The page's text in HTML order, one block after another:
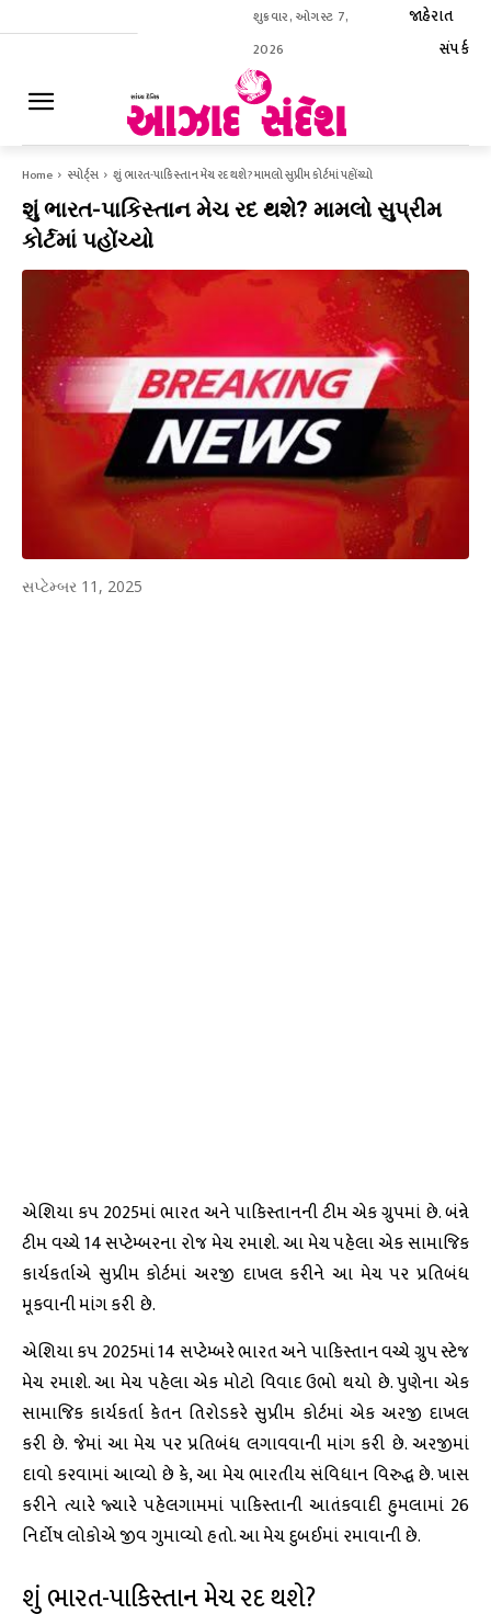
શુક્રવાર, ઓગસ્ટ 7,
2026
જાહેરાત
સંપર્ક
Home સ્પોર્ટ્સ શું ભારત-પાકિસ્તાન મેચ રદ થશે? મામલો સુપ્રીમ કોર્ટમાં પહોંચ્યો
શું ભારત-પાકિસ્તાન મેચ રદ થશે? મામલો સુપ્રીમ
કોર્ટમાં પહોંચ્યો
સપ્ટેમ્બર 11, 2025
એશિયા કપ 2025માં ભારત અને પાકિસ્તાનની ટીમ એક ગ્રુપમાં છે. બંન્ને
ટીમ વચ્ચે 14 સપ્ટેમ્બરના રોજ મેચ રમાશે. આ મેચ પહેલા એક સામાજિક
કાર્યકર્તાએ સુપ્રીમ કોર્ટમાં અરજી દાખલ કરીને આ મેચ પર પ્રતિબંધ
મૂકવાની માંગ કરી છે.
એશિયા કપ 2025માં 14 સપ્ટેમ્બરે ભારત અને પાકિસ્તાન વચ્ચે ગ્રુપ સ્ટેજ
મેચ રમાશે. આ મેચ પહેલા એક મોટો વિવાદ ઉભો થયો છે. પુણેના એક
સામાજિક કાર્યકર્તા કેતન તિરોડકરે સુપ્રીમ કોર્ટમાં એક અરજી દાખલ
કરી છે. જેમાં આ મેચ પર પ્રતિબંધ લગાવવાની માંગ કરી છે. અરજીમાં
દાવો કરવામાં આવ્યો છે કે, આ મેચ ભારતીય સંવિધાન વિરુદ્ધ છે. ખાસ
કરીને ત્યારે જ્યારે પહેલગામમાં પાકિસ્તાની આતંકવાદી હુમલામાં 26
નિર્દોષ લોકોએ જીવ ગુમાવ્યો હતો. આ મેચ દુબઈમાં રમાવાની છે.
શું ભારત-પાકિસ્તાન મેચ રદ થશે?